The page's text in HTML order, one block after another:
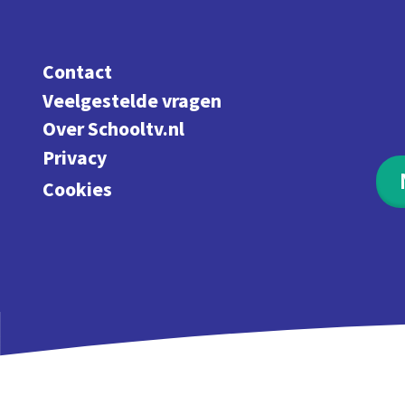
Contact
Veelgestelde vragen
Over Schooltv.nl
Privacy
Cookies